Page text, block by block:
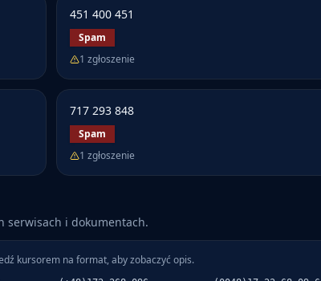
451 400 451
Spam
1 zgłoszenie
717 293 848
Spam
1 zgłoszenie
serwisach i dokumentach.
kursorem na format, aby zobaczyć opis.